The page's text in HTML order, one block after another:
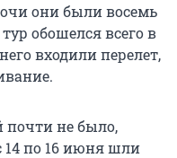
они были восемь
обошелся всего в
входили перелет,
не было,
14 по 16 июня шли